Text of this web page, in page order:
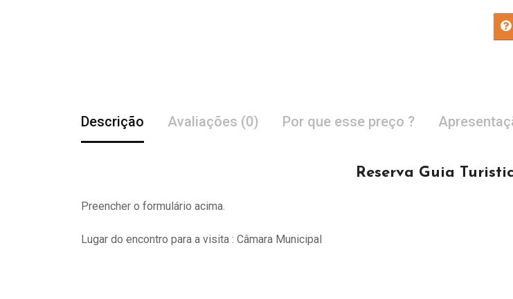
Descrição Avaliações (0) Por que esse preço ?
Reserva Guia
Preencher o formulário acima.
Lugar do encontro para a visita : Câmara Municipal